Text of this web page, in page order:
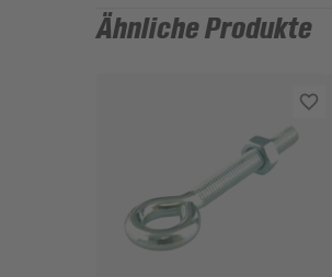
Ähnliche Produkte